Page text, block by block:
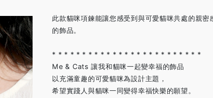
此款貓咪項鍊能讓您感受到與可愛貓咪共處的親
的飾品。
* * * * * * * * * * * * * * * * * * * * * * * * *
Me & Cats 讓我和貓咪一起變幸福的飾品
以充滿童趣的可愛貓咪為設計主題，
希望實踐人與貓咪一同變得幸福快樂的願望。